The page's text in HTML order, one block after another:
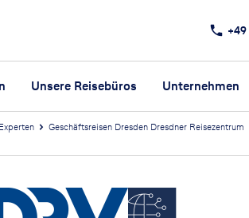
+49
Unsere Reisebüros Unternehmen
Geschäftsreisen Dresden Dresdner Reisezentrum